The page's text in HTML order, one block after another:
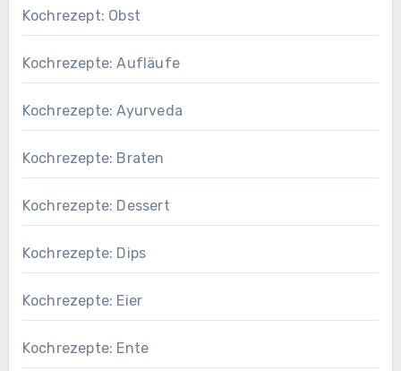
Kochrezept: Obst
Kochrezepte: Aufläufe
Kochrezepte: Ayurveda
Kochrezepte: Braten
Kochrezepte: Dessert
Kochrezepte: Dips
Kochrezepte: Eier
Kochrezepte: Ente